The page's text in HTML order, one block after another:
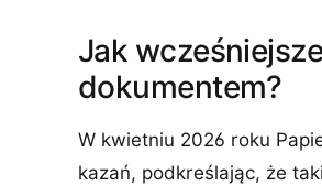
Jak
dokumentem?
W kwietniu 2026 roku
kazań, podkreślając, że